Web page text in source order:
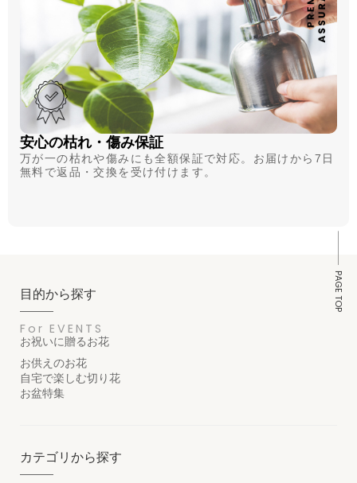
安心の枯れ・傷み保証
万が一の枯れや傷みにも全額保証で対応。お届けから7日
無料で返品・交換を受け付けます。
PAGE TOP
目的から探す
For EVENTS
お祝いに贈るお花
お供えのお花
自宅で楽しむ切り花
お盆特集
カテゴリから探す